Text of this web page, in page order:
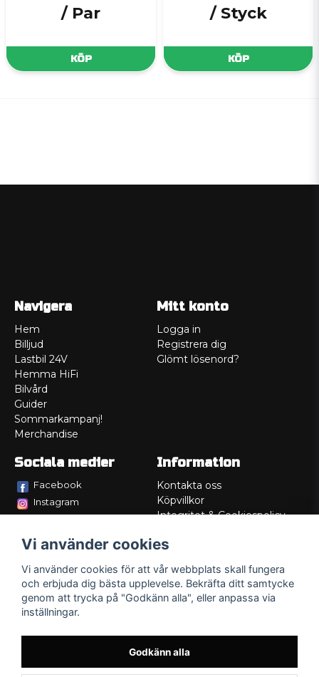
/ Par
KÖP
/ Styck
KÖP
Navigera
Hem
Billjud
Lastbil 24V
Hemma HiFi
Bilvård
Guider
Sommarkampanj!
Merchandise
Mitt konto
Logga in
Registrera dig
Glömt lösenord?
Sociala medier
Facebook
Instagram
Information
Kontakta oss
Köpvillkor
Integritet & Cookiespolicy
Service/Garanti
Lådritning
Om oss
Vi använder cookies
Vi använder cookies för att vår webbplats skall fungera
och erbjuda dig bästa upplevelse. Bekräfta ditt samtycke
genom att trycka på "Godkänn alla", eller anpassa via
inställningar.
Godkänn alla